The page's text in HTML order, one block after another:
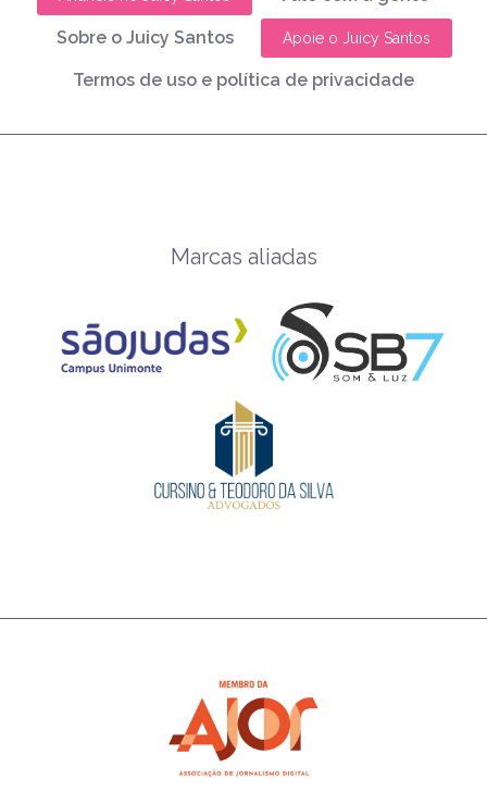
Sobre o Juicy Santos Apoie o Juicy Santos
Termos de uso e política de privacidade
Marcas aliadas